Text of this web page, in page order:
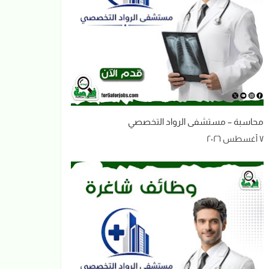
محاسبة – مستشفى الرواد التخصصي
٧ أغسطس ٢٠٢٦